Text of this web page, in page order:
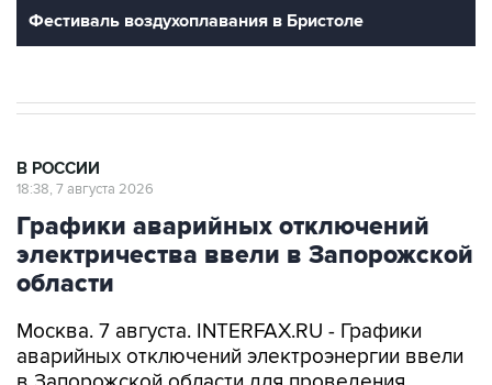
Графики аварийных отключений
электричества ввели в Запорожской
области
Москва. 7 августа. INTERFAX.RU - Графики
в Запорожской области для проведения
ремонтных работ, сообщил губернатор региона